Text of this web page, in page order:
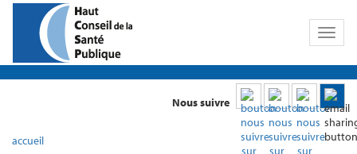
Toggle
Nous suivre
accueil